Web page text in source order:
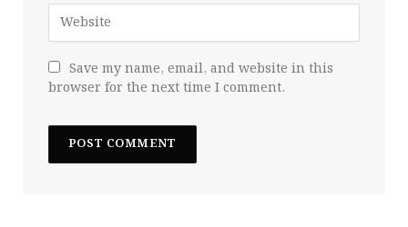
Save my name, email, and website in this
browser for the next time I comment.